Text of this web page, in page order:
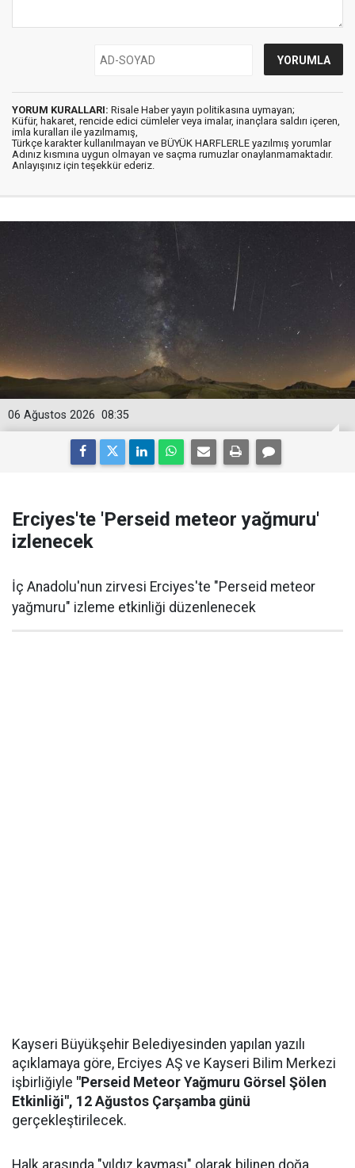
YORUM KURALLARI: Risale Haber yayın politikasına uymayan;
Küfür, hakaret, rencide edici cümleler veya imalar, inançlara saldırı içeren,
imla kuralları ile yazılmamış,
Türkçe karakter kullanılmayan ve BÜYÜK HARFLERLE yazılmış yorumlar
Adınız kısmına uygun olmayan ve saçma rumuzlar onaylanmamaktadır.
Anlayışınız için teşekkür ederiz.
08:35
06 Ağustos 2026
Erciyes'te 'Perseid meteor yağmuru'
izlenecek
İç Anadolu'nun zirvesi Erciyes'te "Perseid meteor
yağmuru" izleme etkinliği düzenlenecek
Kayseri Büyükşehir Belediyesinden yapılan yazılı
açıklamaya göre, Erciyes AŞ ve Kayseri Bilim Merkezi
işbirliğiyle "Perseid Meteor Yağmuru Görsel Şölen
Etkinliği", 12 Ağustos Çarşamba günü
gerçekleştirilecek.
Halk arasında "yıldız kayması" olarak bilinen doğa